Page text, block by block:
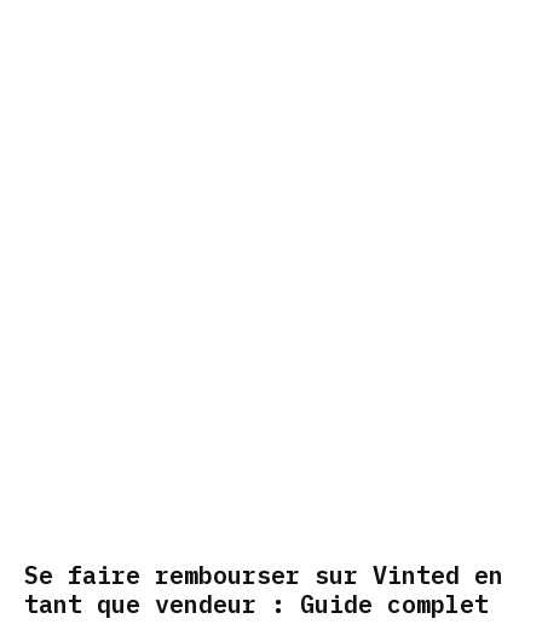
Se faire rembourser sur Vinted en
tant que vendeur : Guide complet